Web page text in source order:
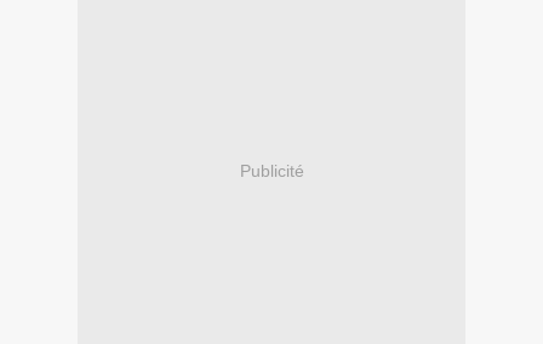
Publicité